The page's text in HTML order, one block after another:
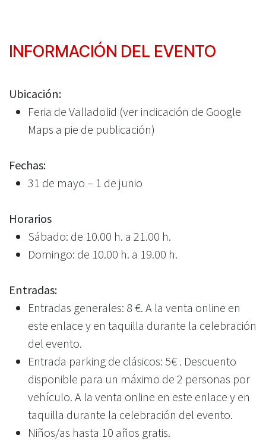
INFORMACIÓN DEL EVENTO
Ubicación:
Feria de Valladolid (ver indicación de Google
Maps a pie de publicación)
Fechas:
31 de mayo – 1 de junio
Horarios
Sábado: de 10.00 h. a 21.00 h.
Domingo: de 10.00 h. a 19.00 h.
Entradas:
Entradas generales: 8 €. A la venta online en
este enlace y en taquilla durante la celebración
del evento.
Entrada parking de clásicos: 5€ . Descuento
disponible para un máximo de 2 personas por
vehículo. A la venta online en este enlace y en
taquilla durante la celebración del evento.
Niños/as hasta 10 años gratis.